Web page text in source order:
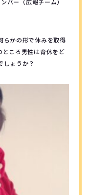
バー（広報チーム）
らかの形で休みを取得
ところ男性は育休をど
しょうか？